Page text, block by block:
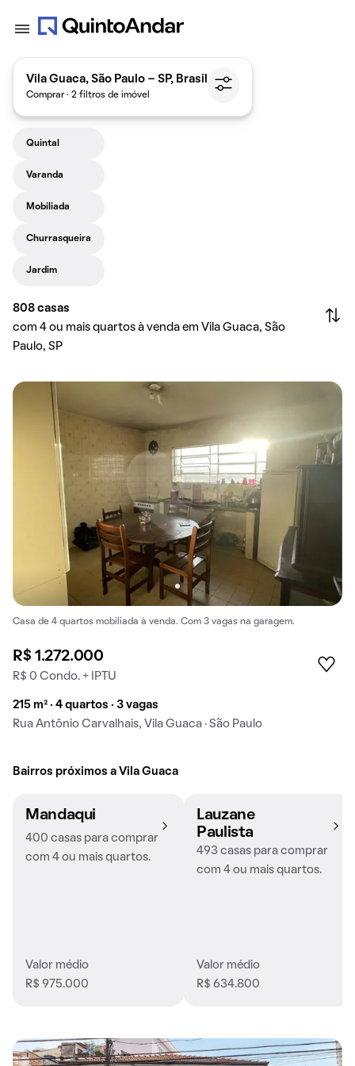
Vila Guaca, São Paulo - SP, Brasil
Comprar · 2 filtros de imóvel
Quintal
Varanda
Mobiliada
Churrasqueira
Jardim
808 casas
com 4 ou mais quartos à venda em Vila Guaca, São
Paulo, SP
Casa de 4 quartos mobiliada à venda. Com 3 vagas na garagem.
R$ 1.272.000
R$ 0 Condo. + IPTU
215 m² · 4 quartos · 3 vagas
Rua Antônio Carvalhais, Vila Guaca · São Paulo
Bairros próximos a Vila Guaca
Mandaqui
400 casas para comprar
com 4 ou mais quartos.
Valor médio
R$ 975.000
Lauzane
Paulista
493 casas para comprar
com 4 ou mais quartos.
Valor médio
R$ 634.800